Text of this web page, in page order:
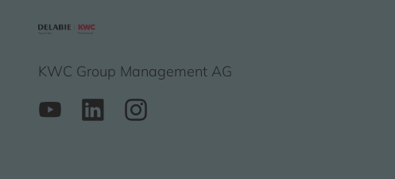
KWC Group Management AG